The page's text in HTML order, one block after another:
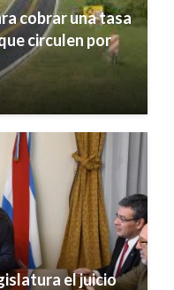
cobrar una tasa
circulen por
el juicio